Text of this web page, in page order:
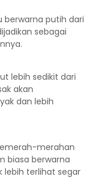
berwarna putih dari
sebagai
lebih sedikit dari
akan
dan lebih
merahan
biasa berwarna
lebih terlihat segar